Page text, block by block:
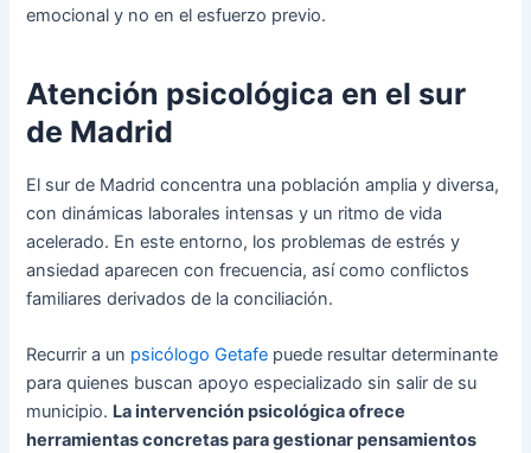
emocional y no en el esfuerzo previo.
Atención psicológica en el sur
de Madrid
El sur de Madrid concentra una población amplia y diversa,
con dinámicas laborales intensas y un ritmo de vida
acelerado. En este entorno, los problemas de estrés y
ansiedad aparecen con frecuencia, así como conflictos
familiares derivados de la conciliación.
Recurrir a un psicólogo Getafe puede resultar determinante
para quienes buscan apoyo especializado sin salir de su
municipio. La intervención psicológica ofrece
herramientas concretas para gestionar pensamientos